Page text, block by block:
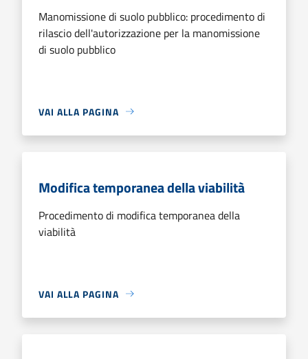
Manomissione di suolo pubblico: procedimento di
rilascio dell'autorizzazione per la manomissione
di suolo pubblico
VAI ALLA PAGINA
Modifica temporanea della viabilità
Procedimento di modifica temporanea della
viabilità
VAI ALLA PAGINA